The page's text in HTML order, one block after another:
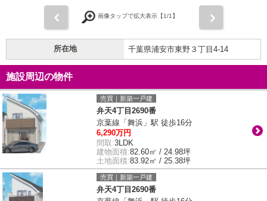
画像タップで拡大表示【1/1】
所在地 千葉県浦安市東野３丁目4-14
施設周辺の物件
売買｜新築一戸建
弁天4丁目2690番
京葉線「舞浜」駅 徒歩16分
6,290万円
間取:3LDK
建物面積:82.60㎡ / 24.98坪
土地面積:83.92㎡ / 25.38坪
売買｜新築一戸建
弁天4丁目2690番